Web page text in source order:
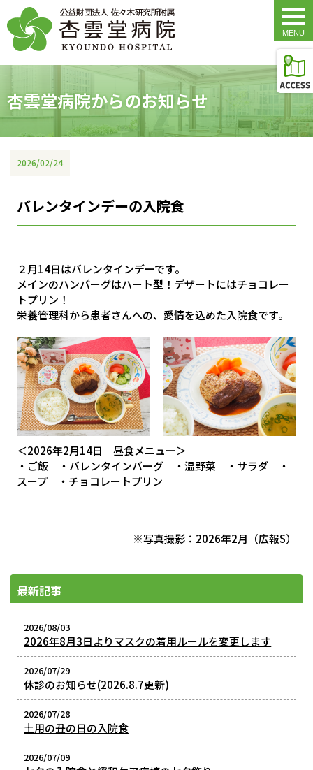
杏雲堂病院からのお知らせ
2026/02/24
バレンタインデーの入院食
２月14日はバレンタインデーです。
メインのハンバーグはハート型！デザートにはチョコレー
トプリン！
栄養管理科から患者さんへの、愛情を込めた入院食です。
＜2026年2月14日 昼食メニュー＞
・ご飯 ・バレンタインバーグ ・温野菜 ・サラダ ・
スープ ・チョコレートプリン
※写真撮影：2026年2月（広報S）
最新記事
2026/08/03
2026年8月3日よりマスクの着用ルールを変更します
2026/07/29
休診のお知らせ(2026.8.7更新)
2026/07/28
土用の丑の日の入院食
2026/07/09